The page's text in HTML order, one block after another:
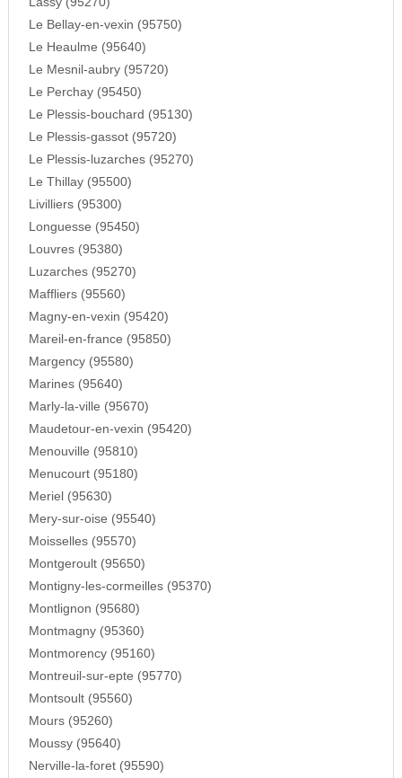
Le Bellay-en-vexin (95750)
Le Heaulme (95640)
Le Mesnil-aubry (95720)
Le Perchay (95450)
Le Plessis-bouchard (95130)
Le Plessis-gassot (95720)
Le Plessis-luzarches (95270)
Le Thillay (95500)
Livilliers (95300)
Longuesse (95450)
Louvres (95380)
Luzarches (95270)
Maffliers (95560)
Magny-en-vexin (95420)
Mareil-en-france (95850)
Margency (95580)
Marines (95640)
Marly-la-ville (95670)
Maudetour-en-vexin (95420)
Menouville (95810)
Menucourt (95180)
Meriel (95630)
Mery-sur-oise (95540)
Moisselles (95570)
Montgeroult (95650)
Montigny-les-cormeilles (95370)
Montlignon (95680)
Montmagny (95360)
Montmorency (95160)
Montreuil-sur-epte (95770)
Montsoult (95560)
Mours (95260)
Moussy (95640)
Nerville-la-foret (95590)